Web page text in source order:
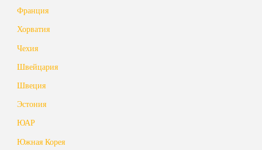
Франция
Хорватия
Чехия
Швейцария
Швеция
Эстония
ЮАР
Южная Корея